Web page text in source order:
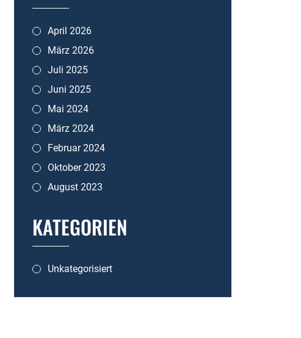
April 2026
März 2026
Juli 2025
Juni 2025
Mai 2024
März 2024
Februar 2024
Oktober 2023
August 2023
KATEGORIEN
Unkategorisiert